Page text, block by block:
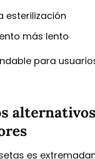
esterilización
más lento
para
es